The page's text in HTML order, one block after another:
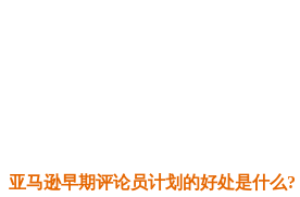
亚马逊早期评论员计划的好处是什么?